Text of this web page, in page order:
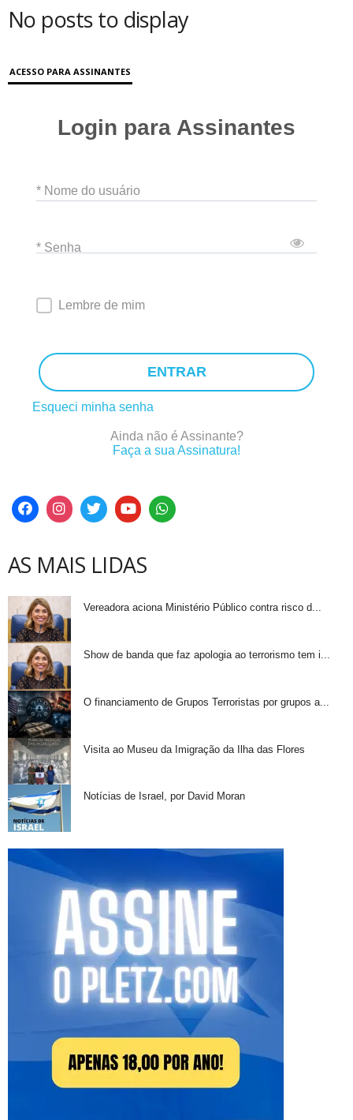
No posts to display
ACESSO PARA ASSINANTES
Login para Assinantes
* Nome do usuário
* Senha
Lembre de mim
ENTRAR
Esqueci minha senha
Ainda não é Assinante?
Faça a sua Assinatura!
AS MAIS LIDAS
Vereadora aciona Ministério Público contra risco d...
Show de banda que faz apologia ao terrorismo tem i...
O financiamento de Grupos Terroristas por grupos a...
Visita ao Museu da Imigração da Ilha das Flores
Notícias de Israel, por David Moran